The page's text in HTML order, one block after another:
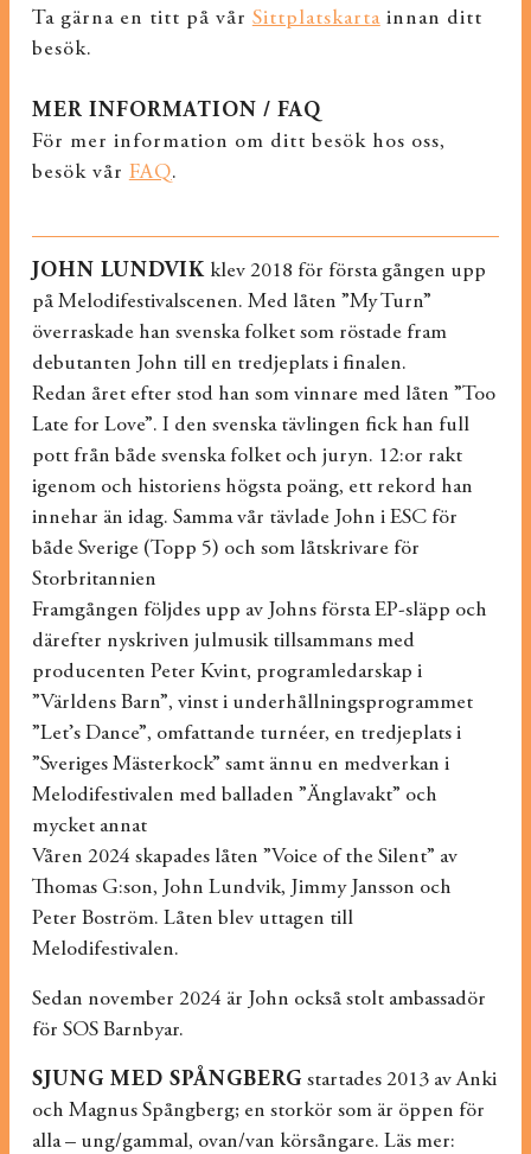
Ta gärna en titt på vår Sittplatskartainnan ditt
besök.
MER INFORMATION / FAQ
För mer information om ditt besök hos oss,
besök vår FAQ.
JOHN LUNDVIKklev 2018 för första gången upp
på Melodifestivalscenen. Med låten ”My Turn”
överraskade han svenska folket som röstade fram
debutanten John till en tredjeplats i finalen.
Redan året efter stod han som vinnare med låten ”Too
Late for Love”. I den svenska tävlingen fick han full
pott från både svenska folket och juryn. 12:or rakt
igenom och historiens högsta poäng, ett rekord han
innehar än idag. Samma vår tävlade John i ESC för
både Sverige (Topp 5) och som låtskrivare för
Storbritannien
Framgången följdes upp av Johns första EP-släpp och
därefter nyskriven julmusik tillsammans med
producenten Peter Kvint, programledarskap i
”Världens Barn”, vinst i underhållningsprogrammet
”Let’s Dance”, omfattande turnéer, en tredjeplats i
”Sveriges Mästerkock” samt ännu en medverkan i
Melodifestivalen med balladen ”Änglavakt” och
mycket annat
Våren 2024 skapades låten ”Voice of the Silent” av
Thomas G:son, John Lundvik, Jimmy Jansson och
Peter Boström. Låten blev uttagen till
Melodifestivalen.
Sedan november 2024 är John också stolt ambassadör
för SOS Barnbyar.
SJUNG MED SPÅNGBERG startades 2013 av Anki
och Magnus Spångberg; en storkör som är öppen för
alla – ung/gammal, ovan/van körsångare. Läs mer: